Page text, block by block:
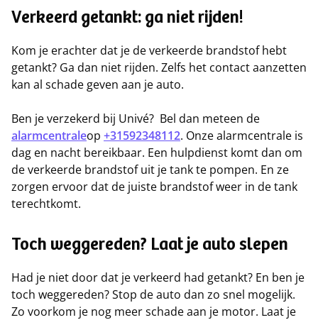
Verkeerd getankt: ga niet rijden!
Kom je erachter dat je de verkeerde brandstof hebt
getankt? Ga dan niet rijden. Zelfs het contact aanzetten
kan al schade geven aan je auto.
Ben je verzekerd bij Univé? Bel dan meteen de
alarmcentraleop +31592348112. Onze alarmcentrale is
dag en nacht bereikbaar. Een hulpdienst komt dan om
de verkeerde brandstof uit je tank te pompen. En ze
zorgen ervoor dat de juiste brandstof weer in de tank
terechtkomt.
Toch weggereden? Laat je auto slepen
Had je niet door dat je verkeerd had getankt? En ben je
toch weggereden? Stop de auto dan zo snel mogelijk.
Zo voorkom je nog meer schade aan je motor. Laat je